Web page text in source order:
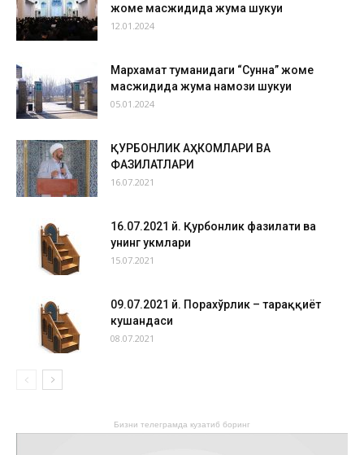
жоме масжидида жума шукуҳи
12.01.2024
Мархамат туманидаги “Сунна” жоме
масжидида жума намози шукуҳи
05.01.2024
ҚУРБОНЛИК АҲКОМЛАРИ ВА
ФАЗИЛАТЛАРИ
16.07.2021
16.07.2021 й. Қурбонлик фазилати ва
унинг ҳукмлари
15.07.2021
09.07.2021 й. Порахўрлик – тараққиёт
кушандаси
08.07.2021
Бизни телеграмда кузатиб боринг